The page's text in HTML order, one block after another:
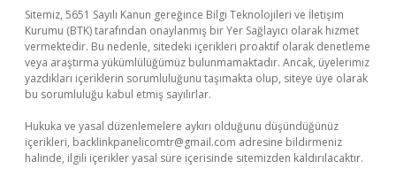
Sitemiz, 5651 Sayılı Kanun gereğince Bilgi Teknolojileri ve İletişim
Kurumu (BTK) tarafından onaylanmış bir Yer Sağlayıcı olarak hizmet
vermektedir. Bu nedenle, sitedeki içerikleri proaktif olarak denetleme
veya araştırma yükümlülüğümüz bulunmamaktadır. Ancak, üyelerimiz
yazdıkları içeriklerin sorumluluğunu taşımakta olup, siteye üye olarak
bu sorumluluğu kabul etmiş sayılırlar.
Hukuka ve yasal düzenlemelere aykırı olduğunu düşündüğünüz
içerikleri, backlinkpanelicomtr@gmail.com adresine bildirmeniz
halinde, ilgili içerikler yasal süre içerisinde sitemizden kaldırılacaktır.